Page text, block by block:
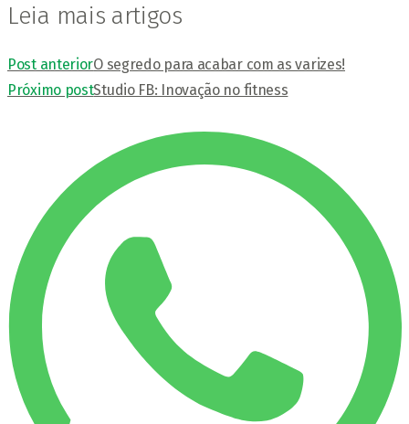
Leia mais artigos
Post anteriorO segredo para acabar com as varizes!
Próximo postStudio FB: Inovação no fitness